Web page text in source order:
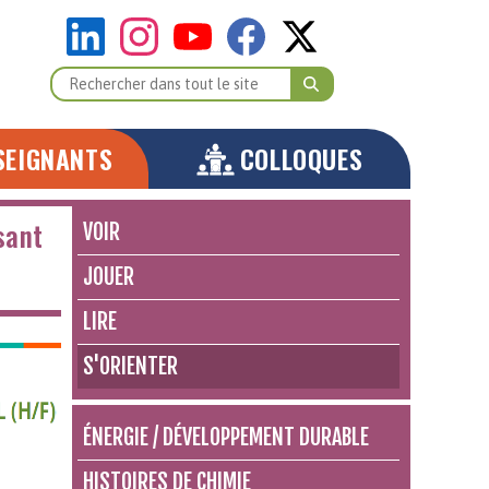
COLLOQUES
VOIR
JOUER
LIRE
S'ORIENTER
ÉNERGIE / DÉVELOPPEMENT DURABLE
HISTOIRES DE CHIMIE